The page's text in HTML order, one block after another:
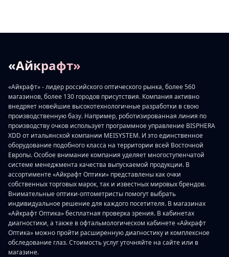
«Айкрафт»
«Айкрафт» - лидер российского оптического рынка, более 560
магазинов, более 130 городов присутствия. Компания активно
внедряет новейшие высокотехнологичные разработки в свою
производственную базу. Например, роботизированная линия по
производству очков использует программное управление BISPHERA
XDD от итальянской компании MEISYSTEM. И это единственное
оборудование подобного класса на территории всей Восточной
Европы. Особое внимание компания уделяет многоступенчатой
системе менеджмента качества выпускаемой продукции. В
ассортименте «Айкрафт Оптики» представлены как очки
собственных торговых марок, так и известных мировых брендов.
Внимательные оптики-оптометристы помогут выбрать
индивидуальное решение для каждого посетителя. В магазинах
«Айкрафт Оптика» бесплатная проверка зрения. В кабинетах
диагностики, а также в офтальмологическом кабинете «Айкрафт
Оптика» можно пройти расширенную диагностику и комплексное
обследование глаз. Стоимость услуг уточняйте на сайте или в
магазине.